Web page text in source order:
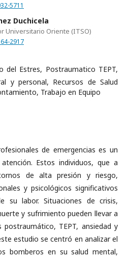
5711
Duchicela
Universitario Oriente (ITSO)
2917
del Estres, Postraumatico TEPT,
y personal, Recursos de Salud
Trabajo en Equipo
de emergencias es un
Estos individuos, que a
de alta presión y riesgo,
y psicológicos significativos
su labor. Situaciones de crisis,
y sufrimiento pueden llevar a
TEPT, ansiedad y
estudio se centró en analizar el
bomberos en su salud mental,